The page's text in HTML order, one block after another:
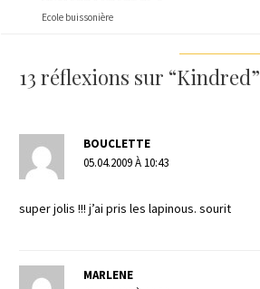
Ecole buissonière
13 réflexions sur “Kindred”
BOUCLETTE
05.04.2009 À 10:43
super jolis !!! j’ai pris les lapinous. sourit
MARLENE